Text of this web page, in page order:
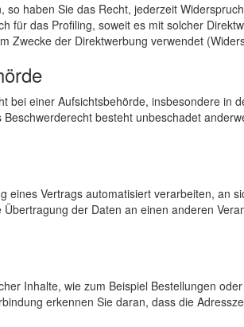
haben Sie das Recht, jederzeit
das Profiling, soweit es mit solcher
der Direktwerbung verwendet
einer Aufsichtsbehörde, insbesondere in
besteht unbeschadet
Vertrags automatisiert verarbeiten, an
der Daten an einen anderen
Inhalte, wie zum Beispiel Bestellungen
erkennen Sie daran, dass die